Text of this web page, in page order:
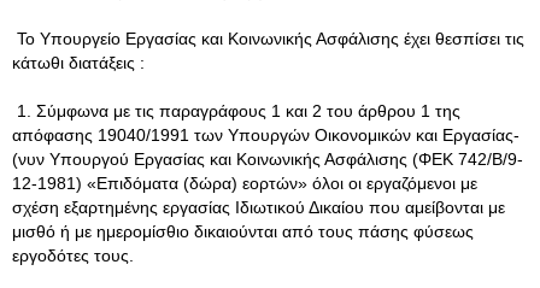
Το Υπουργείο Εργασίας και Κοινωνικής Ασφάλισης έχει θεσπίσει τις
κάτωθι διατάξεις :
1. Σύμφωνα με τις παραγράφους 1 και 2 του άρθρου 1 της
απόφασης 19040/1991 των Υπουργών Οικονομικών και Εργασίας-
(νυν Υπουργού Εργασίας και Κοινωνικής Ασφάλισης (ΦΕΚ 742/Β/9-
12-1981) «Επιδόματα (δώρα) εορτών» όλοι οι εργαζόμενοι με
σχέση εξαρτημένης εργασίας Ιδιωτικού Δικαίου που αμείβονται με
μισθό ή με ημερομίσθιο δικαιούνται από τους πάσης φύσεως
εργοδότες τους.